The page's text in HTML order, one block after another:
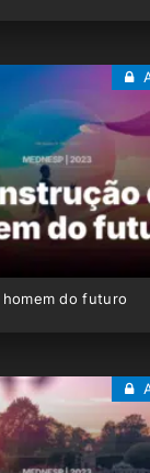
do futuro